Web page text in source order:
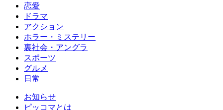
恋愛
ドラマ
アクション
ホラー・ミステリー
裏社会・アングラ
スポーツ
グルメ
日常
お知らせ
ピッコマとは